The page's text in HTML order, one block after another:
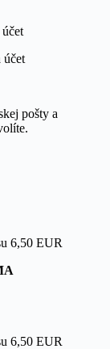
účet
pošty a
6,50 EUR
6,50 EUR